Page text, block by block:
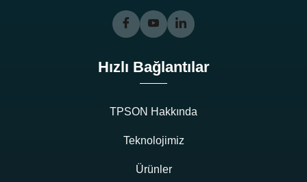
Hızlı Bağlantılar
TPSON Hakkında
Teknolojimiz
Ürünler